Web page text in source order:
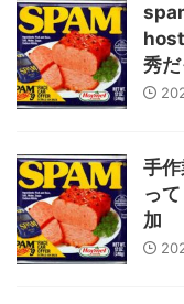
秀
手
っ
加